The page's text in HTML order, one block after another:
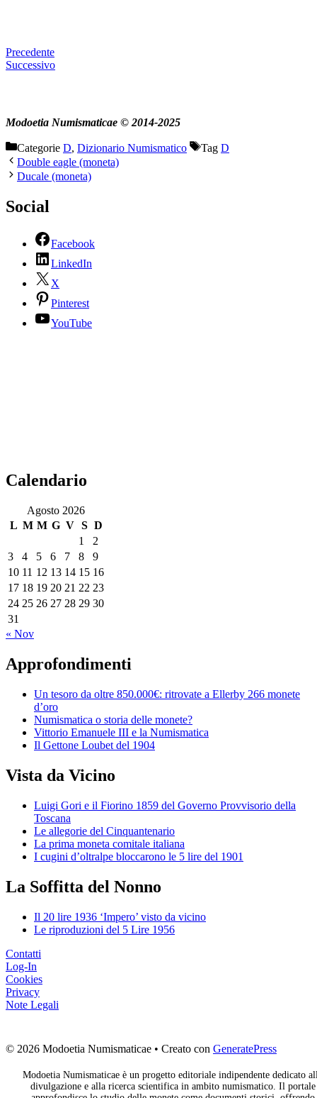
Precedente
Successivo
Modoetia Numismaticae © 2014-2025
Categorie D, Dizionario Numismatico Tag D
Double eagle (moneta)
Ducale (moneta)
Social
Facebook
LinkedIn
X
Pinterest
YouTube
Calendario
Agosto 2026
L M M G V S D
1
2
3
4 5 6 7 8
9
10 11 12 13 14 15 16
17 18 19 20 21 22 23
24 25 26 27 28 29 30
31
« Nov
Approfondimenti
Un tesoro da oltre 850.000€: ritrovate a Ellerby 266 monete
d’oro
Numismatica o storia delle monete?
Vittorio Emanuele III e la Numismatica
Il Gettone Loubet del 1904
Vista da Vicino
Luigi Gori e il Fiorino 1859 del Governo Provvisorio della
Toscana
Le allegorie del Cinquantenario
La prima moneta comitale italiana
I cugini d’oltralpe bloccarono le 5 lire del 1901
La Soffitta del Nonno
Il 20 lire 1936 ‘Impero’ visto da vicino
Le riproduzioni del 5 Lire 1956
Contatti
Log-In
Cookies
Privacy
Note Legali
© 2026 Modoetia Numismaticae • Creato con GeneratePress
Modoetia Numismaticae è un progetto editoriale indipendente dedicato
divulgazione e alla ricerca scientifica in ambito numismatico. Il portale